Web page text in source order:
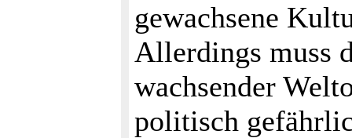
gewachsene
Allerdings muss
wachsender
politisch